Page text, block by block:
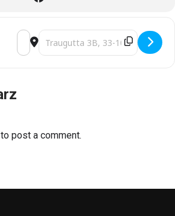
Address - HALOWA LIGA MAŁYCH
Destination Address - HALOWA
post a comment.